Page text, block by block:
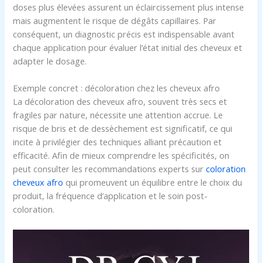
doses plus élevées assurent un éclaircissement plus intense
mais augmentent le risque de dégâts capillaires. Par
conséquent, un diagnostic précis est indispensable avant
chaque application pour évaluer l’état initial des cheveux et
adapter le dosage.
Exemple concret : décoloration chez les cheveux afro
La décoloration des cheveux afro, souvent très secs et
fragiles par nature, nécessite une attention accrue. Le
risque de bris et de dessèchement est significatif, ce qui
incite à privilégier des techniques alliant précaution et
efficacité. Afin de mieux comprendre les spécificités, on
peut consulter les recommandations experts surcoloration
cheveux afro qui promeuvent un équilibre entre le choix du
produit, la fréquence d’application et le soin post-
coloration.